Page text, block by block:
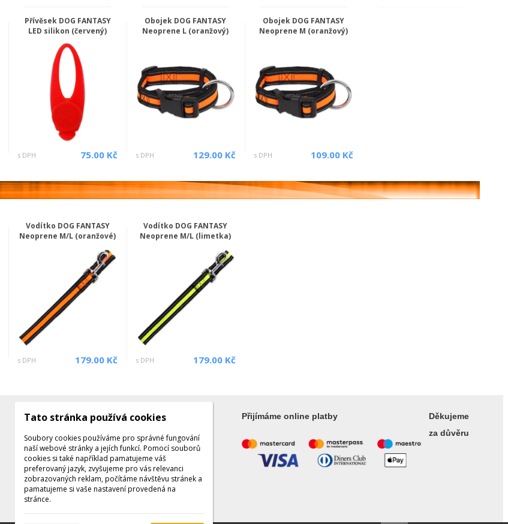
Přívěsek DOG FANTASY
LED silikon (červený)
s DPH 75.00 Kč
Obojek DOG FANTASY
Neoprene L (oranžový)
s DPH 129.00 Kč
Obojek DOG FANTASY
Neoprene M (oranžový)
s DPH 109.00 Kč
Vodítko DOG FANTASY
Neoprene M/L (oranžové)
s DPH 179.00 Kč
Vodítko DOG FANTASY
Neoprene M/L (limetka)
s DPH 179.00 Kč
Kontakty
Kontaktujte nás
Tel.: +420 608 141 224
Po - Pá: 9:00 - 16:00
Facebook
Přijímáme online platby
Děkujeme
za důvěru
Tato stránka používá cookies
Soubory cookies používáme pro správné fungování
naší webové stránky a jejích funkcí. Pomocí souborů
cookies si také například pamatujeme váš
preferovaný jazyk, zvyšujeme pro vás relevanci
zobrazovaných reklam, počítáme návštěvu stránek a
pamatujeme si vaše nastavení provedená na
stránce.